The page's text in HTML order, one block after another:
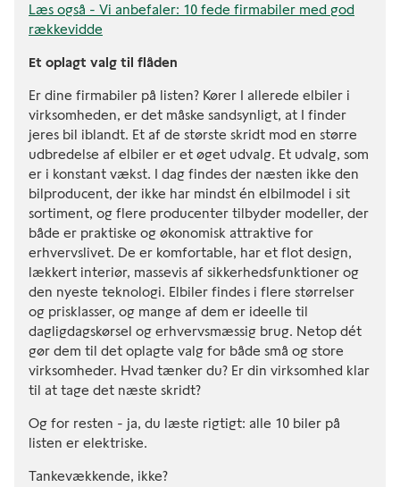
Læs også - Vi anbefaler: 10 fede firmabiler med god
rækkevidde
Et oplagt valg til flåden
Er dine firmabiler på listen? Kører I allerede elbiler i
virksomheden, er det måske sandsynligt, at I finder
jeres bil iblandt. Et af de største skridt mod en større
udbredelse af elbiler er et øget udvalg. Et udvalg, som
er i konstant vækst. I dag findes der næsten ikke den
bilproducent, der ikke har mindst én elbilmodel i sit
sortiment, og flere producenter tilbyder modeller, der
både er praktiske og økonomisk attraktive for
erhvervslivet. De er komfortable, har et flot design,
lækkert interiør, massevis af sikkerhedsfunktioner og
den nyeste teknologi. Elbiler findes i flere størrelser
og prisklasser, og mange af dem er ideelle til
dagligdagskørsel og erhvervsmæssig brug. Netop dét
gør dem til det oplagte valg for både små og store
virksomheder. Hvad tænker du? Er din virksomhed klar
til at tage det næste skridt?
Og for resten - ja, du læste rigtigt: alle 10 biler på
listen er elektriske.
Tankevækkende, ikke?